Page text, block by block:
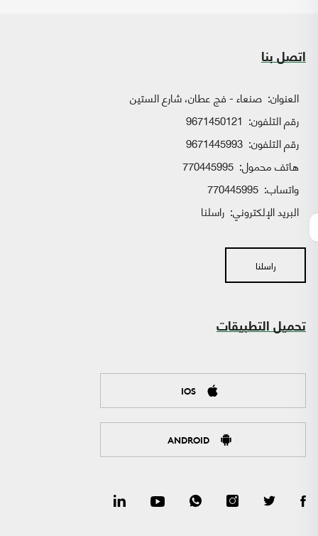
اتصل بنا
العنوان: صنعاء - فج عطان، شارع الستين
رقم التلفون: 9671450121
رقم التلفون: 9671445993
هاتف محمول: 770445995
واتساب:
البريد الإلكتروني: راسلنا
راسلنا
تحميل التطبيقات
IOS
ANDROID